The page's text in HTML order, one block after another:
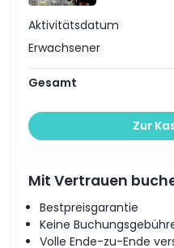
Aktivitätsdatum
Erwachsener
Gesamt
Zur
Mit Vertrauen
Bestpreisgarantie
Keine
Volle Ende-zu-Ende